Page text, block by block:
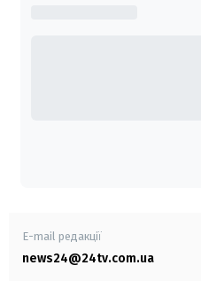
E-mail редакції
news24@24tv.com.ua